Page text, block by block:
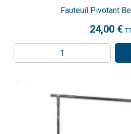
Fauteuil Pivotant
24,00 €